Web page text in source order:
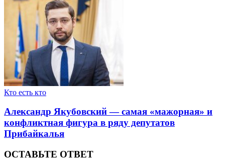
Кто есть кто
Александр Якубовский — самая «мажорная» и
конфликтная фигура в ряду депутатов
Прибайкалья
ОСТАВЬТЕ ОТВЕТ